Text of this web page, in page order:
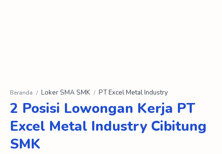
Beranda Loker SMA SMK PT Excel Metal Industry
2 Posisi Lowongan Kerja PT
Excel Metal Industry Cibitung
SMK